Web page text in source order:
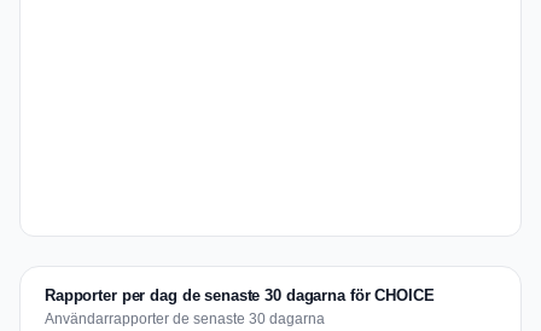
Rapporter per dag de senaste 30 dagarna för CHOICE
Användarrapporter de senaste 30 dagarna